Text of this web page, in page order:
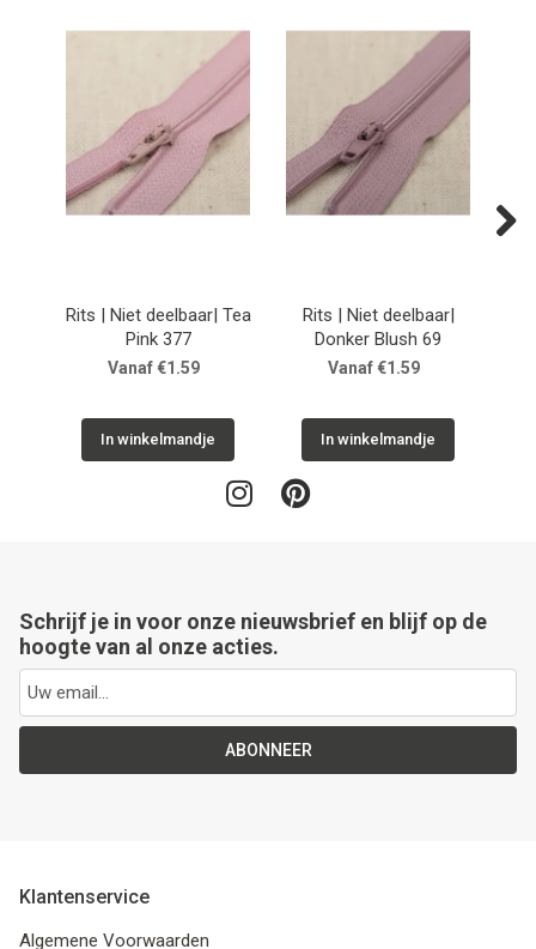
Rits | Niet deelbaar| Tea
Pink 377
Vanaf €1.59
In winkelmandje
Rits | Niet deelbaar|
Donker Blush 69
Vanaf €1.59
In winkelmandje
Schrijf je in voor onze nieuwsbrief en blijf op de
hoogte van al onze acties.
ABONNEER
Klantenservice
Algemene Voorwaarden